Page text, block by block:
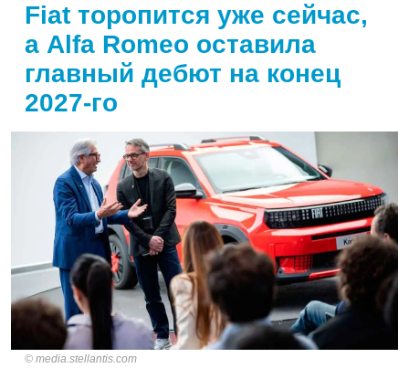
Fiat торопится уже сейчас,
а Alfa Romeo оставила
главный дебют на конец
2027-го
media.stellantis.com